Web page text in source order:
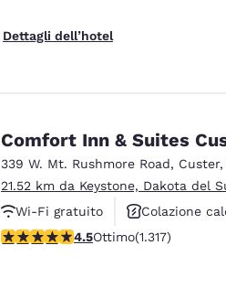
Dettagli dell’hotel
Comfort Inn & Suites
339 W. Mt. Rushmore Road, Custer,
21.52 km da Keystone, Dakota del
Wi-Fi gratuito
Colazione
Valutazione di 4.49 stelle. Ottimo.
4.5Ottimo(1.317)